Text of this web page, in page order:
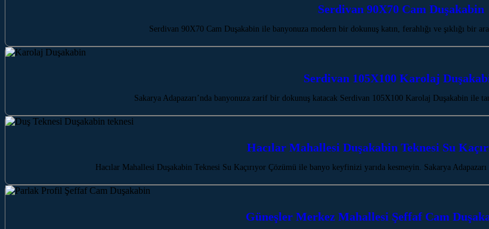
Serdivan 90X70 Cam Duşakabin
Serdivan 90X70 Cam Duşakabin ile banyonuza modern bir dokunuş katın, ferahlığı ve şıklığı bir
Serdivan 105X100 Karolaj
Sakarya Adapazarı’nda banyonuza zarif bir dokunuş katacak Serdivan 105X100 Karolaj Duşakabin ile
Hacılar Mahallesi Duşakabin Teknesi Su
Hacılar Mahallesi Duşakabin Teknesi Su Kaçırıyor Çözümü ile banyo keyfinizi yarıda kesmeyin. Sakarya
Güneşler Merkez Mahallesi Şeffaf Cam